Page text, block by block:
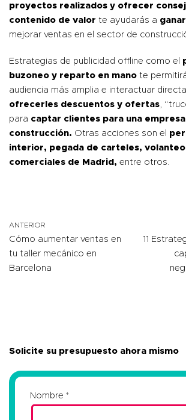
proyectos realizados y ofrecer
contenido de valor te ayudarás a
mejorar ventas en el sector de
Estrategias de publicidad offline como el
buzoneo y reparto en mano te
audiencia más amplia e interactuar
ofrecerles descuentos y ofertas ,
para captar clientes para una
construcción. Otras acciones son el
interior, pegada de carteles,
comerciales de Madrid, entre otros.
ANTERIOR
Cómo aumentar ventas en
tu taller mecánico en
Barcelona
11
Solicite su presupuesto ahora mismo
Nombre